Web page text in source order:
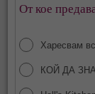
От кое
Харесвам
КОЙ ДА